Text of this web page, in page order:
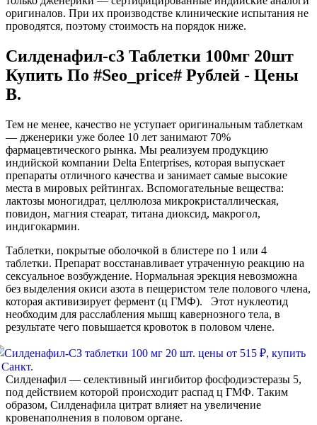
оригиналов. При их производстве клинические испытания не
проводятся, поэтому стоимость на порядок ниже.
Силденафил-с3 Таблетки 100мг 20шт
Купить По #Seo_price# Рублей - Цены
В.
Тем не менее, качество не уступает оригинальным таблеткам
— дженерики уже более 10 лет занимают 70%
фармацевтического рынка. Мы реализуем продукцию
индийской компании Delta Enterprises, которая выпускает
препараты отличного качества и занимает самые высокие
места в мировых рейтингах. Вспомогательные вещества:
лактозы моногидрат, целлюлоза микрокристаллическая,
повидон, магния стеарат, титана диоксид, макрогол,
индигокармин.
Таблетки, покрытые оболочкой в блистере по 1 или 4
таблетки. Препарат восстанавливает утраченную реакцию на
сексуальное возбуждение. Нормальная эрекция невозможна
без выделения окиси азота в пещеристом теле полового члена,
которая активизирует фермент (ц ГМФ). Этот нуклеотид
необходим для расслабления мышц кавернозного тела, в
результате чего повышается кровоток в половом члене.
Силденафил — селективный ингибитор фосфодиэстеразы 5,
под действием которой происходит распад ц ГМФ. Таким
образом, Силденафила цитрат влияет на увеличение
кровенаполнения в половом органе.